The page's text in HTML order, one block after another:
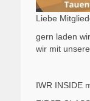
Liebe
gern laden
wir mit
IWR INSIDE